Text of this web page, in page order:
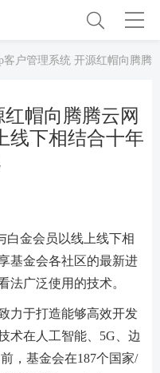
客户管理系统 开源红帽向腾腾
帽向腾腾云网
线下相结合十年
白金会员以线上线下相
基金会各社区的最新进
法广泛使用的技术。
力于打造能够高效开发
术在人工智能、5G、边
，基金会在187个国家/